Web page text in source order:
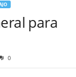
para
0